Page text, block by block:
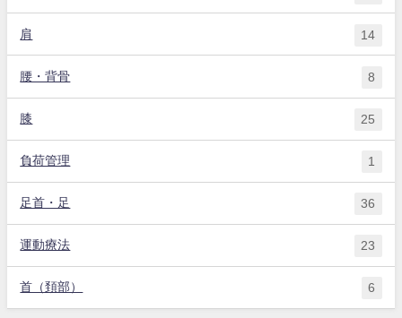
肩 14
腰・背骨 8
膝 25
負荷管理 1
足首・足 36
運動療法 23
首（頚部） 6